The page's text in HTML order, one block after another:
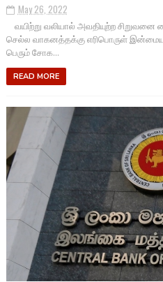
May 26, 2022
வயிற்று வலியால் அவதியுற்ற
செல்ல வாகனத்தக்கு எரிபொருள்
பெரும் சோக...
READ MORE